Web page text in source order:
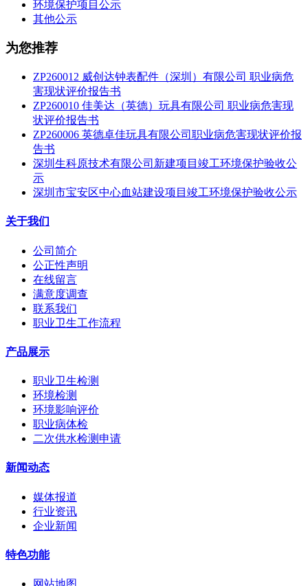
环境保护项目公示
其他公示
为您推荐
ZP260012 威创达钟表配件（深圳）有限公司 职业病危
害现状评价报告书
ZP260010 佳美达（英德）玩具有限公司 职业病危害现
状评价报告书
ZP260006 英德卓佳玩具有限公司职业病危害现状评价报
告书
深圳生科原技术有限公司新建项目竣工环境保护验收公
示
深圳市宝安区中心血站建设项目竣工环境保护验收公示
关于我们
公司简介
公正性声明
在线留言
满意度调查
联系我们
职业卫生工作流程
产品展示
职业卫生检测
环境检测
环境影响评价
职业病体检
二次供水检测申请
新闻动态
媒体报道
行业资讯
企业新闻
特色功能